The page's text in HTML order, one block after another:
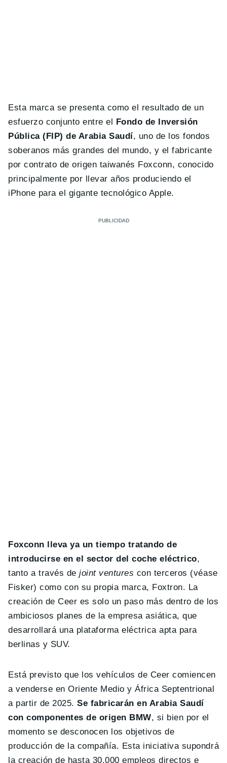
Esta marca se presenta como el resultado de un
esfuerzo conjunto entre el Fondo de Inversión
Pública (FIP) de Arabia Saudí, uno de los fondos
soberanos más grandes del mundo, y el fabricante
por contrato de origen taiwanés Foxconn, conocido
principalmente por llevar años produciendo el
iPhone para el gigante tecnológico Apple.
Foxconn lleva ya un tiempo tratando de
introducirse en el sector del coche eléctrico,
tanto a través de joint ventures con terceros (véase
Fisker) como con su propia marca, Foxtron. La
creación de Ceer es solo un paso más dentro de los
ambiciosos planes de la empresa asiática, que
desarrollará una plataforma eléctrica apta para
berlinas y SUV.
Está previsto que los vehículos de Ceer comiencen
a venderse en Oriente Medio y África Septentrional
a partir de 2025.Se fabricarán en Arabia Saudí
con componentes de origen BMW, si bien por el
momento se desconocen los objetivos de
producción de la compañía. Esta iniciativa supondrá
la creación de hasta 30.000 empleos directos e